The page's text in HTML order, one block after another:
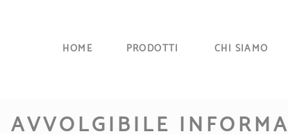
HOME PRODOTTI CHI SIAMO
AVVOLGIBILE INFORMA